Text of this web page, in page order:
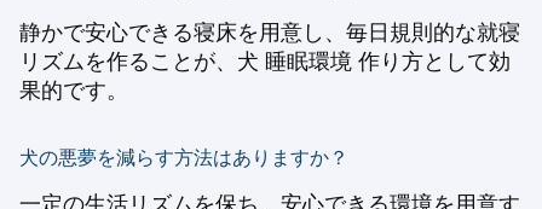
静かで安心できる寝床を用意し、毎日規則的な就寝
リズムを作ることが、犬 睡眠環境 作り方として効
果的です。
犬の悪夢を減らす方法はありますか？